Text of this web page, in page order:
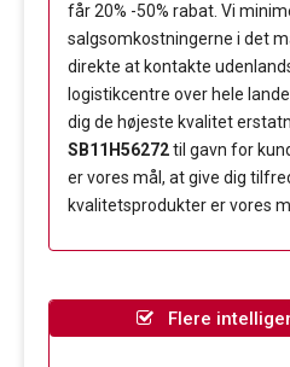
får 20% -50% rabat. Vi
salgsomkostningerne i det
direkte at kontakte
logistikcentre over hele
dig de højeste kvalitet
SB11H56272til gavn for
er vores mål, at give dig
kvalitetsprodukter er vores
Flere